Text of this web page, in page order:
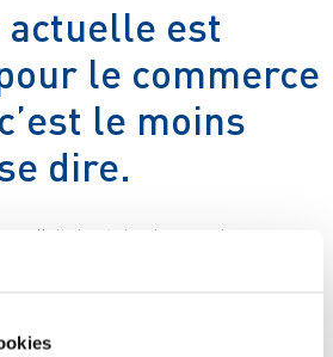
actuelle est
le commerce
le moins
dire.
digital est de plus en plus
à recevoir les bons articles au bon
et nécessitent de développer